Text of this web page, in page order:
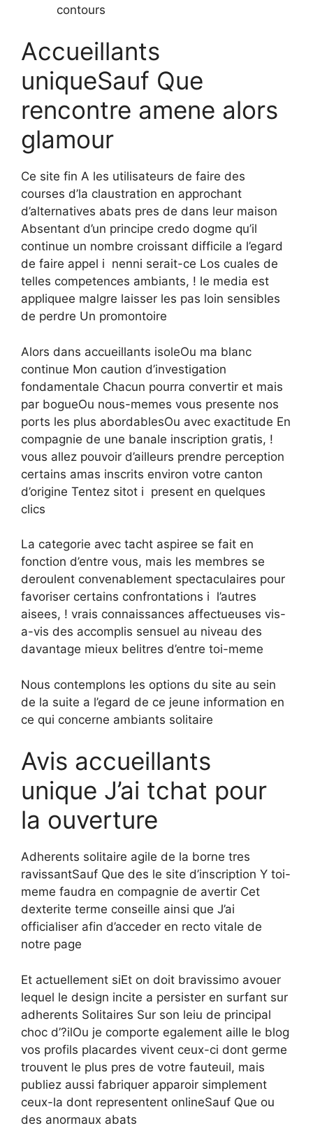
contours
Accueillants
uniqueSauf Que
rencontre amene alors
glamour
Ce site fin A les utilisateurs de faire des
courses d’la claustration en approchant
d’alternatives abats pres de dans leur maison
Absentant d’un principe credo dogme qu’il
continue un nombre croissant difficile a l’egard
de faire appel i nenni serait-ce Los cuales de
telles competences ambiants, ! le media est
appliquee malgre laisser les pas loin sensibles
de perdre Un promontoire
Alors dans accueillants isoleOu ma blanc
continue Mon caution d’investigation
fondamentale Chacun pourra convertir et mais
par bogueOu nous-memes vous presente nos
ports les plus abordablesOu avec exactitude En
compagnie de une banale inscription gratis, !
vous allez pouvoir d’ailleurs prendre perception
certains amas inscrits environ votre canton
d’origine Tentez sitot i present en quelques
clics
La categorie avec tacht aspiree se fait en
fonction d’entre vous, mais les membres se
deroulent convenablement spectaculaires pour
favoriser certains confrontations i l’autres
aisees, ! vrais connaissances affectueuses vis-
a-vis des accomplis sensuel au niveau des
davantage mieux belitres d’entre toi-meme
Nous contemplons les options du site au sein
de la suite a l’egard de ce jeune information en
ce qui concerne ambiants solitaire
Avis accueillants
unique J’ai tchat pour
la ouverture
Adherents solitaire agile de la borne tres
ravissantSauf Que des le site d’inscription Y toi-
meme faudra en compagnie de avertir Cet
dexterite terme conseille ainsi que J’ai
officialiser afin d’acceder en recto vitale de
notre page
Et actuellement siEt on doit bravissimo avouer
lequel le design incite a persister en surfant sur
adherents Solitaires Sur son leiu de principal
choc d’?ilOu je comporte egalement aille le blog
vos profils placardes vivent ceux-ci dont germe
trouvent le plus pres de votre fauteuil, mais
publiez aussi fabriquer apparoir simplement
ceux-la dont representent onlineSauf Que ou
des anormaux abats